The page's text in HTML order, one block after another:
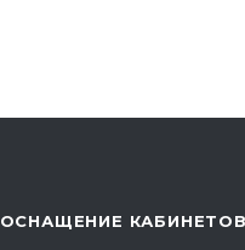
ОСНАЩЕНИЕ КАБИНЕТОВ